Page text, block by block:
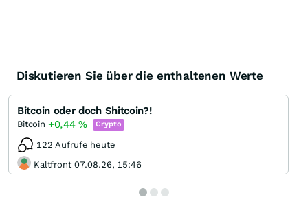
Diskutieren Sie über die enthaltenen Werte
Bitcoin oder doch Shitcoin?!
Bitcoin +0,44% Crypto
122 Aufrufe heute
Kaltfront 07.08.26, 15:46